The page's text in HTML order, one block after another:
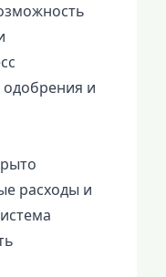
и
расходы и